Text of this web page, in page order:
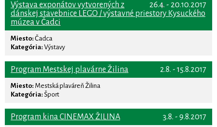
26.4. - 20.10.2017
Výstava exponátov vytvorených z
dánskej stavebnice LEGO / výstavné priestory Kysuckého
múzea v Čadci
Miesto: Čadca
Kategória: Výstavy
2.8. - 15.8.2017
Program Mestskej plavárne Žilina
Miesto: Mestská plaváreň Žilina
Kategória: Šport
3.8. - 9.8.2017
Program kina CINEMAX ŽILINA